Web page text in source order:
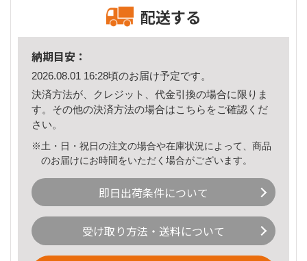
配送する
納期目安：
2026.08.01 16:28頃のお届け予定です。
決済方法が、クレジット、代金引換の場合に限りま
す。その他の決済方法の場合はこちら をご確認くだ
さい。
※土・日・祝日の注文の場合や在庫状況によって、商品
のお届けにお時間をいただく場合がございます。
即日出荷条件について
受け取り方法・送料について